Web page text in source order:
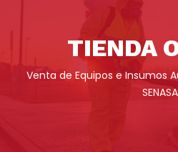
TIENDA
Venta de Equipos e Insumos
SENASA